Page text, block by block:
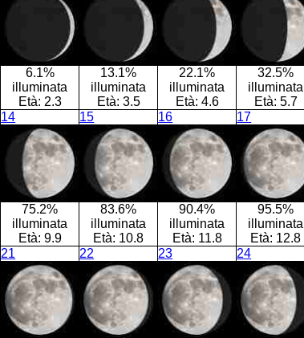
6.1%
illuminata
Età: 2.3
13.1%
illuminata
Età: 3.5
22.1%
illuminata
Età: 4.6
32.5%
illuminata
Età: 5.7
14
75.2%
illuminata
Età: 9.9
15
83.6%
illuminata
Età: 10.8
16
90.4%
illuminata
Età: 11.8
17
95.5%
illuminata
Età: 12.8
21 22 23 24